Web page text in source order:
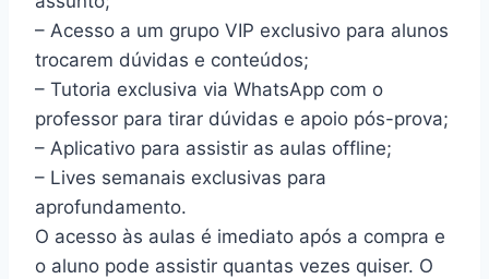
– Acesso a um grupo VIP exclusivo para alunos
trocarem dúvidas e conteúdos;
– Tutoria exclusiva via WhatsApp com o
professor para tirar dúvidas e apoio pós-prova;
– Aplicativo para assistir as aulas offline;
– Lives semanais exclusivas para
aprofundamento.
O acesso às aulas é imediato após a compra e
o aluno pode assistir quantas vezes quiser. O